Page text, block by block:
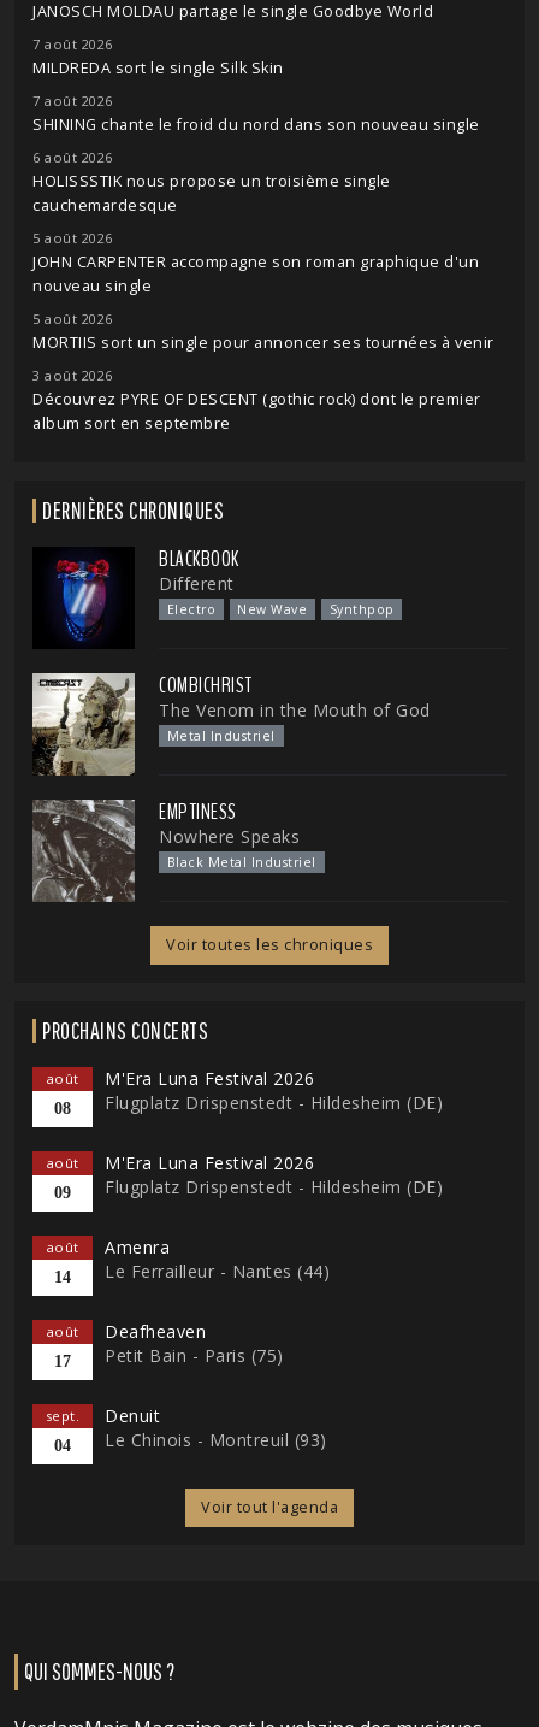
JANOSCH MOLDAU partage le single Goodbye World
7 août 2026
MILDREDA sort le single Silk Skin
7 août 2026
SHINING chante le froid du nord dans son nouveau single
6 août 2026
HOLISSSTIK nous propose un troisième single
cauchemardesque
5 août 2026
JOHN CARPENTER accompagne son roman graphique d'un
nouveau single
5 août 2026
MORTIIS sort un single pour annoncer ses tournées à venir
3 août 2026
Découvrez PYRE OF DESCENT (gothic rock) dont le premier
album sort en septembre
DERNIÈRES CHRONIQUES
BLACKBOOK
Different
Electro New Wave Synthpop
COMBICHRIST
The Venom in the Mouth of God
Metal Industriel
EMPTINESS
Nowhere Speaks
Black Metal Industriel
Voir toutes les chroniques
PROCHAINS CONCERTS
août
08
M'Era Luna Festival 2026
Flugplatz Drispenstedt - Hildesheim (DE)
août
09
M'Era Luna Festival 2026
Flugplatz Drispenstedt - Hildesheim (DE)
août
14
Amenra
Le Ferrailleur - Nantes (44)
août
17
Deafheaven
Petit Bain - Paris (75)
sept.
04
Denuit
Le Chinois - Montreuil (93)
Voir tout l'agenda
QUI SOMMES-NOUS ?